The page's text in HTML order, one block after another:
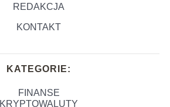
REDAKCJA
KONTAKT
KATEGORIE:
FINANSE
KRYPTOWALUTY